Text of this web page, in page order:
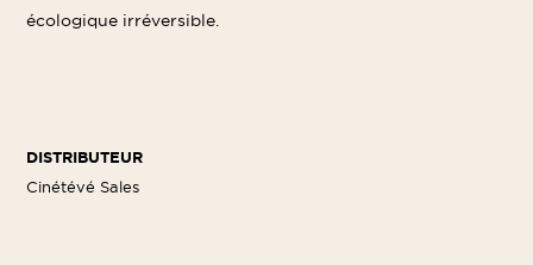
écologique irréversible.
DISTRIBUTEUR
Cinétévé Sales